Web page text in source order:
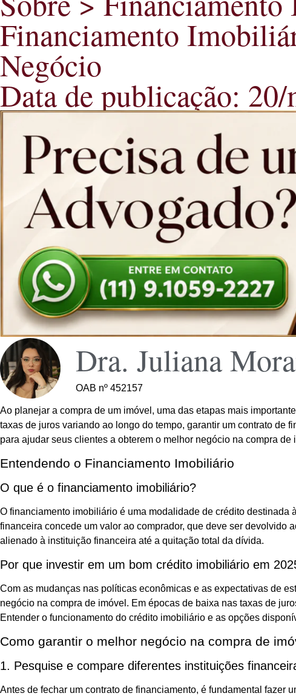
Financiamento
Negócio
Data de publicação:
Dra. Juliana
OAB nº 452157
Ao planejar a compra de um imóvel, uma das etapas mais
taxas de juros variando ao longo do tempo, garantir um contrato de
para ajudar seus clientes a obterem o melhor negócio na compra
Entendendo o Financiamento Imobiliário
O que é o financiamento imobiliário?
O financiamento imobiliário é uma modalidade de crédito
financeira concede um valor ao comprador, que deve ser devolvido
alienado à instituição financeira até a quitação total da dívida.
Por que investir em um bom crédito imobiliário em
Com as mudanças nas políticas econômicas e as expectativas de
negócio na compra de imóvel. Em épocas de baixa nas taxas de
Entender o funcionamento do crédito imobiliário e as opções
Como garantir o melhor negócio na compra de
1. Pesquise e compare diferentes instituições
Antes de fechar um contrato de financiamento, é fundamental fazer